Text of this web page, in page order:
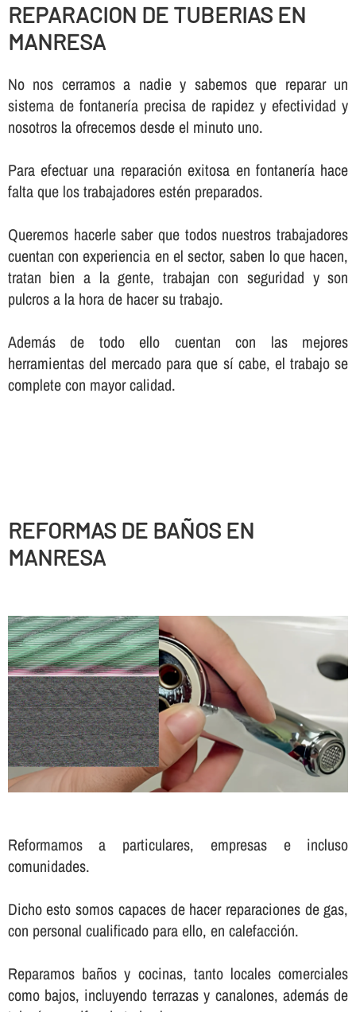
REPARACION DE TUBERIAS EN
MANRESA
No nos cerramos a nadie y sabemos que reparar un
sistema de fontanerí­a precisa de rapidez y efectividad y
nosotros la ofrecemos desde el minuto uno.
Para efectuar una reparación exitosa en fontanerí­a hace
falta que los trabajadores estén preparados.
Queremos hacerle saber que todos nuestros trabajadores
cuentan con experiencia en el sector, saben lo que hacen,
tratan bien a la gente, trabajan con seguridad y son
pulcros a la hora de hacer su trabajo.
Además de todo ello cuentan con las mejores
herramientas del mercado para que sí­ cabe, el trabajo se
complete con mayor calidad.
REFORMAS DE BAÑOS EN
MANRESA
Reformamos a particulares, empresas e incluso
comunidades.
Dicho esto somos capaces de hacer reparaciones de gas,
con personal cualificado para ello, en calefacción.
Reparamos baños y cocinas, tanto locales comerciales
como bajos, incluyendo terrazas y canalones, además de